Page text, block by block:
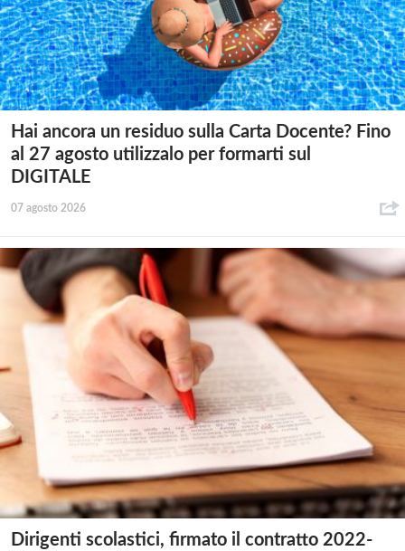
Hai ancora un residuo sulla Carta Docente? Fino
al 27 agosto utilizzalo per formarti sul
DIGITALE
07 agosto 2026
Dirigenti scolastici, firmato il contratto 2022-